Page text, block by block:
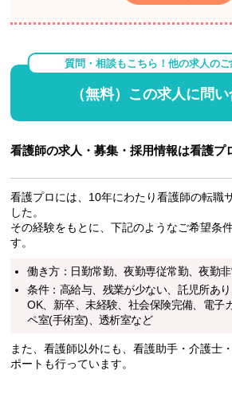
質問・相談もこちら！他の求人のご
（無料）この求人に問
看護師の求人・募集・採用情報は看護プ
看護プロには、10年にわたり看護師の転職
した。
その経験をもとに、下記のようなご希望条
す。
働き方：日勤常勤、夜勤専従常勤、夜勤
条件：高給与、残業が少ない、託児所あ
OK、新卒、未経験、社会保険完備、電子
ペ室(手術室)、透析室など
また、看護師以外にも、看護助手・介護士
ポートも行っています。